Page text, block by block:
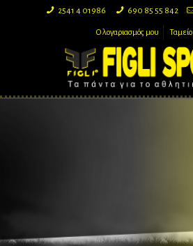
2541 4 01986 690 85 55 842
Ο λογαριασμός μου Ταμείο